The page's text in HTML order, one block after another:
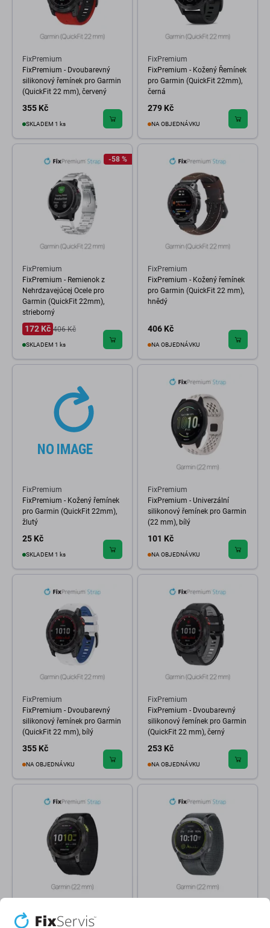
FixPremium
FixPremium - Dvoubarevný
silikonový řemínek pro Garmin
(QuickFit 22 mm), červený
355 Kč
SKLADEM 1 ks
FixPremium
FixPremium - Kožený Řemínek
pro Garmin (QuickFit 22mm),
černá
279 Kč
NA OBJEDNÁVKU
-58 %
FixPremium
FixPremium - Remienok z
Nehrdzavejúcej Ocele pro
Garmin (QuickFit 22mm),
strieborný
172 Kč 406 Kč
SKLADEM 1 ks
FixPremium
FixPremium - Kožený řemínek
pro Garmin (QuickFit 22 mm),
hnědý
406 Kč
NA OBJEDNÁVKU
FixPremium
FixPremium - Kožený řemínek
pro Garmin (QuickFit 22mm),
žlutý
25 Kč
SKLADEM 1 ks
FixPremium
FixPremium - Univerzální
silikonový řemínek pro Garmin
(22 mm), bílý
101 Kč
NA OBJEDNÁVKU
FixPremium
FixPremium - Dvoubarevný
silikonový řemínek pro Garmin
(QuickFit 22 mm), bílý
355 Kč
NA OBJEDNÁVKU
FixPremium
FixPremium - Dvoubarevný
silikonový řemínek pro Garmin
(QuickFit 22 mm), černý
253 Kč
NA OBJEDNÁVKU
FixPremium - Nylonový